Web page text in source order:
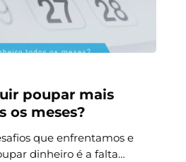
poupar mais
os meses?
que enfrentamos e
dinheiro é a falta…